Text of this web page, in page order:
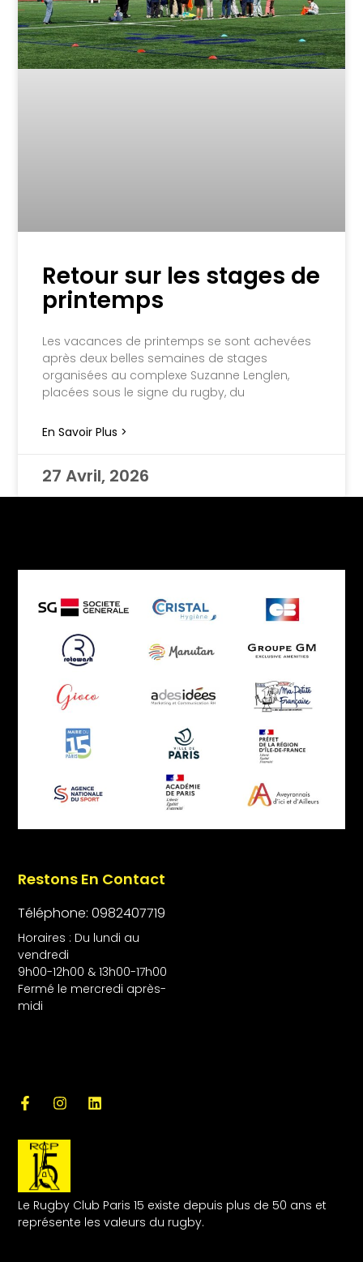
Retour sur les stages de
printemps
Les vacances de printemps se sont achevées
après deux belles semaines de stages
organisées au complexe Suzanne Lenglen,
placées sous le signe du rugby, du
En Savoir Plus >
27 Avril, 2026
Le Rugby Club Paris 15 existe depuis plus de 50 ans et
représente les valeurs du rugby.
Restons En Contact
Téléphone: 0982407719
Horaires : Du lundi au
vendredi
9h00-12h00 & 13h00-17h00
Fermé le mercredi après-
midi